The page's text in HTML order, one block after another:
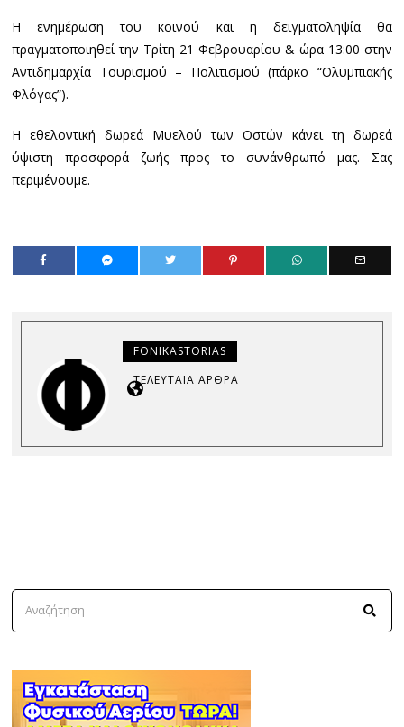
Η ενημέρωση του κοινού και η δειγματοληψία θα
πραγματοποιηθεί την Τρίτη 21 Φεβρουαρίου & ώρα 13:00 στην
Αντιδημαρχία Τουρισμού – Πολιτισμού (πάρκο “Ολυμπιακής
Φλόγας”).
Η εθελοντική δωρεά Μυελού των Οστών κάνει τη δωρεά
ύψιστη προσφορά ζωής προς το συνάνθρωπό μας. Σας
περιμένουμε.
FONIKASTORIAS
ΤΕΛΕΥΤΑΊΑ ΆΡΘΡΑ